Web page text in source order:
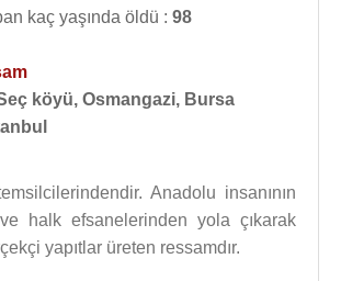
kaç yaşında öldü : 98
köyü, Osmangazi, Bursa
Anadolu insanının
halk efsanelerinden yola çıkarak
yapıtlar üreten ressamdır.